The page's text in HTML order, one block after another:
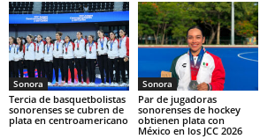
Sonora
Tercia de basquetbolistas
sonorenses se cubren de
plata en centroamericano
Sonora
Par de jugadoras
sonorenses de hockey
obtienen plata con
México en los JCC 2026